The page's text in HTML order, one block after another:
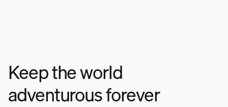
Keep the world
adventurous forever